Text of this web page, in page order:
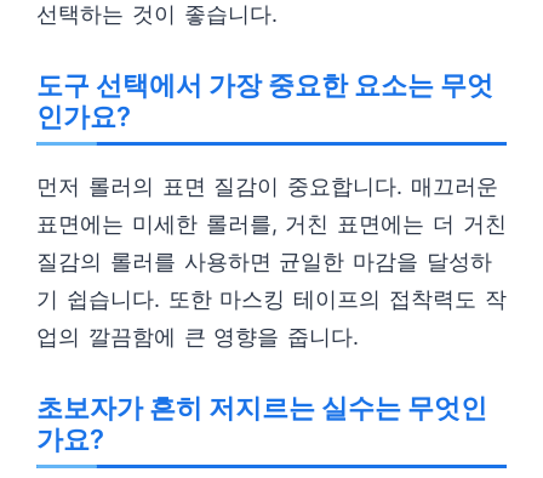
선택하는 것이 좋습니다.
도구 선택에서 가장 중요한 요소는 무엇
인가요?
먼저 롤러의 표면 질감이 중요합니다. 매끄러운
표면에는 미세한 롤러를, 거친 표면에는 더 거친
질감의 롤러를 사용하면 균일한 마감을 달성하
기 쉽습니다. 또한 마스킹 테이프의 접착력도 작
업의 깔끔함에 큰 영향을 줍니다.
초보자가 흔히 저지르는 실수는 무엇인
가요?